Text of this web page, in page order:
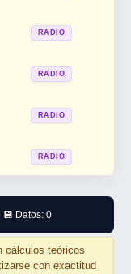
RADIO
RADIO
RADIO
RADIO
💾 Datos: 0
cálculos teóricos
con exactitud